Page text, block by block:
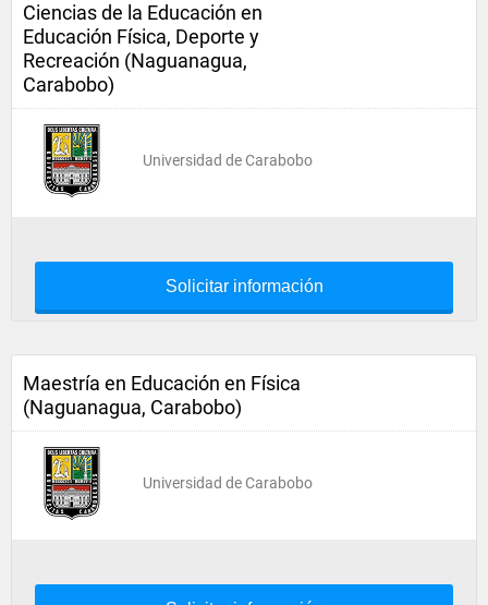
Ciencias de la Educación en
Educación Física, Deporte y
Recreación (Naguanagua,
Carabobo)
Universidad de Carabobo
Solicitar información
Maestría en Educación en Física
(Naguanagua, Carabobo)
Universidad de Carabobo